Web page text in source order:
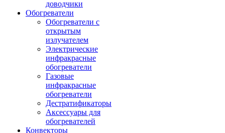
доводчики
Обогреватели
Обогреватели с
открытым
излучателем
Электрические
инфракрасные
обогреватели
Газовые
инфракрасные
обогреватели
Дестратификаторы
Аксессуары для
обогревателей
Конвекторы